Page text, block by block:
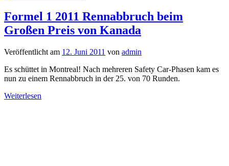
Formel 1 2011 Rennabbruch beim
Großen Preis von Kanada
Veröffentlicht am 12. Juni 2011 von admin
Es schüttet in Montreal! Nach mehreren Safety Car-Phasen kam es
nun zu einem Rennabbruch in der 25. von 70 Runden.
Weiterlesen